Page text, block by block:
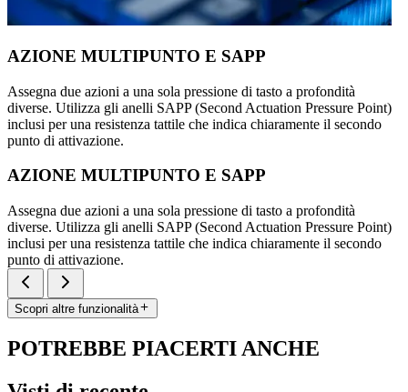
AZIONE MULTIPUNTO E SAPP
Assegna due azioni a una sola pressione di tasto a profondità
diverse. Utilizza gli anelli SAPP (Second Actuation Pressure Point)
inclusi per una resistenza tattile che indica chiaramente il secondo
punto di attivazione.
AZIONE MULTIPUNTO E SAPP
Assegna due azioni a una sola pressione di tasto a profondità
diverse. Utilizza gli anelli SAPP (Second Actuation Pressure Point)
inclusi per una resistenza tattile che indica chiaramente il secondo
punto di attivazione.
Scopri altre funzionalità
POTREBBE PIACERTI ANCHE